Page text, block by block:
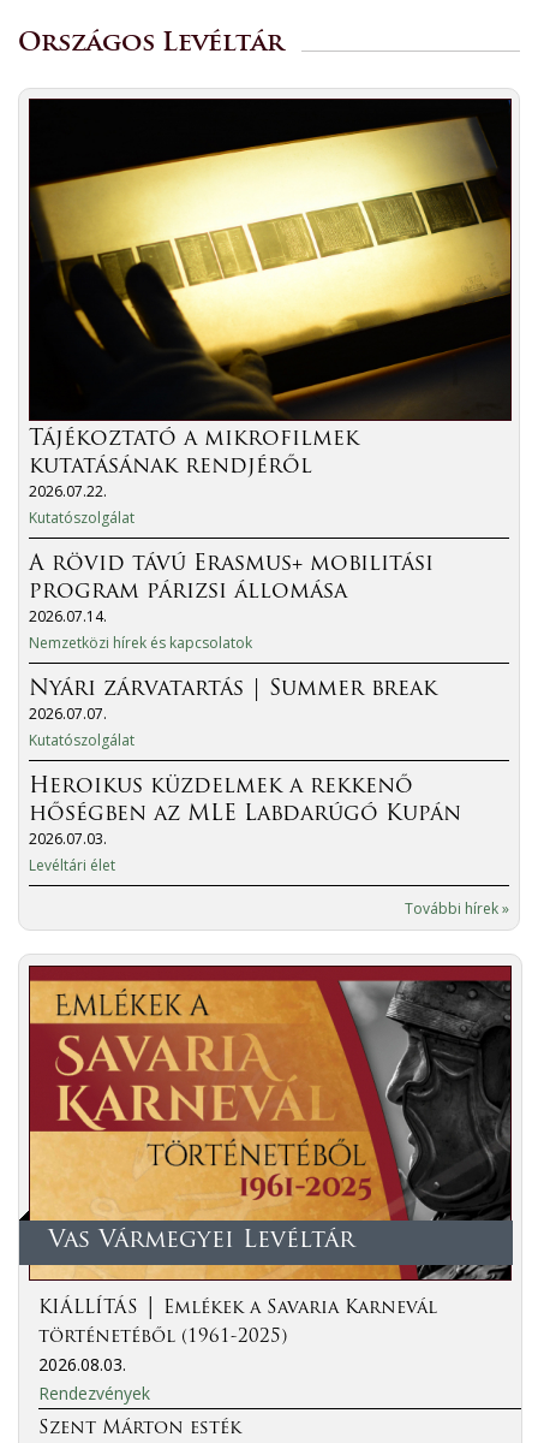
Országos Levéltár
Tájékoztató a mikrofilmek
kutatásának rendjéről
2026.07.22.
Kutatószolgálat
A rövid távú Erasmus+ mobilitási
program párizsi állomása
2026.07.14.
Nemzetközi hírek és kapcsolatok
Nyári zárvatartás | Summer break
2026.07.07.
Kutatószolgálat
Heroikus küzdelmek a rekkenő
hőségben az MLE Labdarúgó Kupán
2026.07.03.
Levéltári élet
További hírek »
Vas Vármegyei Levéltár
KIÁLLÍTÁS │ Emlékek a Savaria Karnevál
történetéből (1961-2025)
2026.08.03.
Rendezvények
Szent Márton esték